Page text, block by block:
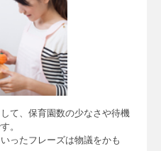
て、保育園数の少なさや待機
。
ったフレーズは物議をかも